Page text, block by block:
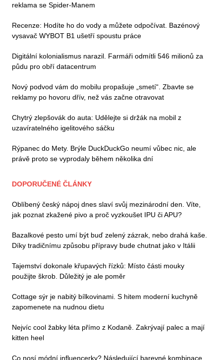
reklama se Spider-Manem
Recenze: Hodíte ho do vody a můžete odpočívat. Bazénový
vysavač WYBOT B1 ušetří spoustu práce
Digitální kolonialismus narazil. Farmáři odmítli 546 milionů za
půdu pro obří datacentrum
Nový podvod vám do mobilu propašuje „smetí“. Zbavte se
reklamy po hovoru dřív, než vás začne otravovat
Chytrý zlepšovák do auta: Udělejte si držák na mobil z
uzavíratelného igelitového sáčku
Rýpanec do Mety. Brýle DuckDuckGo neumí vůbec nic, ale
právě proto se vyprodaly během několika dní
DOPORUČENÉ ČLÁNKY
Oblíbený český nápoj dnes slaví svůj mezinárodní den. Víte,
jak poznat zkažené pivo a proč vyzkoušet IPU či APU?
Bazalkové pesto umí být buď zelený zázrak, nebo drahá kaše.
Díky tradičnímu způsobu přípravy bude chutnat jako v Itálii
Tajemství dokonale křupavých řízků: Místo části mouky
použijte škrob. Důležitý je ale poměr
Cottage sýr je nabitý bílkovinami. S hitem moderní kuchyně
zapomenete na nudnou dietu
Nejvíc cool žabky léta přímo z Kodaně. Zakrývají palec a mají
kitten heel
Co nosí módní influencerky? Následující barevné kombinace